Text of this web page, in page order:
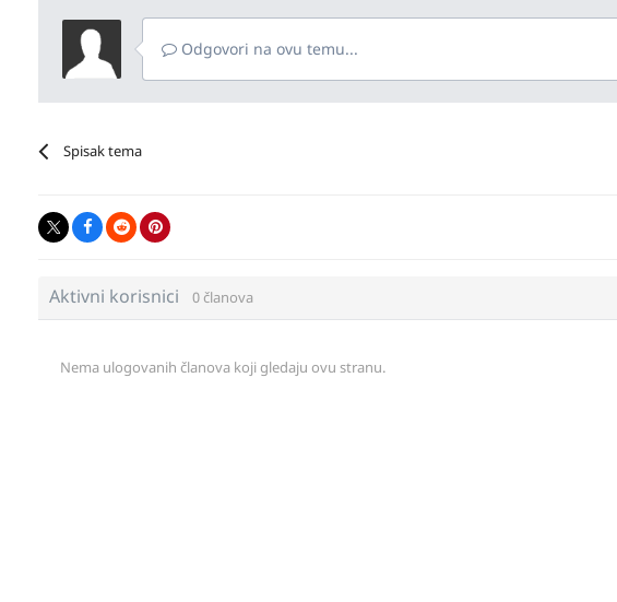
Odgovori na ovu temu...
Spisak tema
Aktivni korisnici 0 članova
Nema ulogovanih članova koji gledaju ovu stranu.